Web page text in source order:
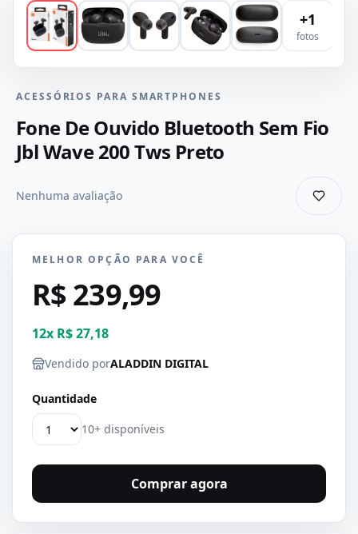
+1
fotos
ACESSÓRIOS PARA SMARTPHONES
Fone De Ouvido Bluetooth Sem Fio
Jbl Wave 200 Tws Preto
Nenhuma avaliação
MELHOR OPÇÃO PARA VOCÊ
R$ 239,99
12x R$ 27,18
Vendido porALADDIN DIGITAL
Quantidade
10+ disponíveis
Comprar agora